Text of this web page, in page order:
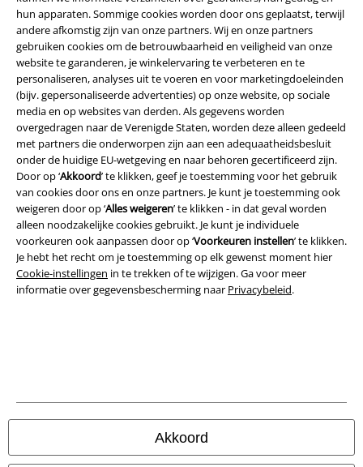
hun apparaten. Sommige cookies worden door ons geplaatst, terwijl
andere afkomstig zijn van onze partners. Wij en onze partners
gebruiken cookies om de betrouwbaarheid en veiligheid van onze
website te garanderen, je winkelervaring te verbeteren en te
personaliseren, analyses uit te voeren en voor marketingdoeleinden
(bijv. gepersonaliseerde advertenties) op onze website, op sociale
media en op websites van derden. Als gegevens worden
overgedragen naar de Verenigde Staten, worden deze alleen gedeeld
met partners die onderworpen zijn aan een adequaatheidsbesluit
onder de huidige EU-wetgeving en naar behoren gecertificeerd zijn.
Door op ‘Akkoord’ te klikken, geef je toestemming voor het gebruik
van cookies door ons en onze partners. Je kunt je toestemming ook
weigeren door op ‘Alles weigeren’ te klikken - in dat geval worden
alleen noodzakelijke cookies gebruikt. Je kunt je individuele
voorkeuren ook aanpassen door op ‘Voorkeuren instellen’ te klikken.
Je hebt het recht om je toestemming op elk gewenst moment hier
Cookie-instellingen in te trekken of te wijzigen. Ga voor meer
informatie over gegevensbescherming naar Privacybeleid.
Akkoord
Legal
Algemene Voorwaarden
Bedrijfsgegevens
Privacyverklaring
Verklaring van conformiteit
Informatie over toegankelijkheid
Cookie-instellingen
Annuleer bestelling